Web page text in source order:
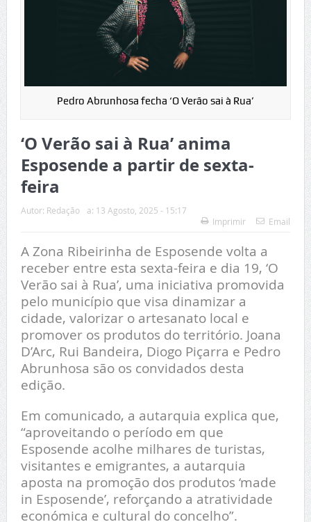
Pedro Abrunhosa fecha ‘O Verão sai à Rua’
‘O Verão sai à Rua’ anima
Esposende a partir de sexta-
feira
Autor: Redação a: 13 Agosto, 2025 - 15:17
Imprimir
Email
A Zona Ribeirinha de Esposende volta a
receber entre esta sexta-feira e dia 19, ‘O
Verão sai à Rua’, uma iniciativa promovida
pelo município que visa dinamizar a
cidade, valorizar o artesanato local e
promover os produtos do território. Joana
D’Arc, Rui Bandeira, Diogo Piçarra e Pedro
Abrunhosa são os convidados desta
edição.
Em comunicado, a autarquia explica que,
“aproveitando o período em que
Esposende acolhe milhares de turistas,
visitantes e emigrantes, a autarquia
aposta na promoção dos produtos ‘made
in Esposende’, reforçando a atratividade
económica e cultural do concelho”.